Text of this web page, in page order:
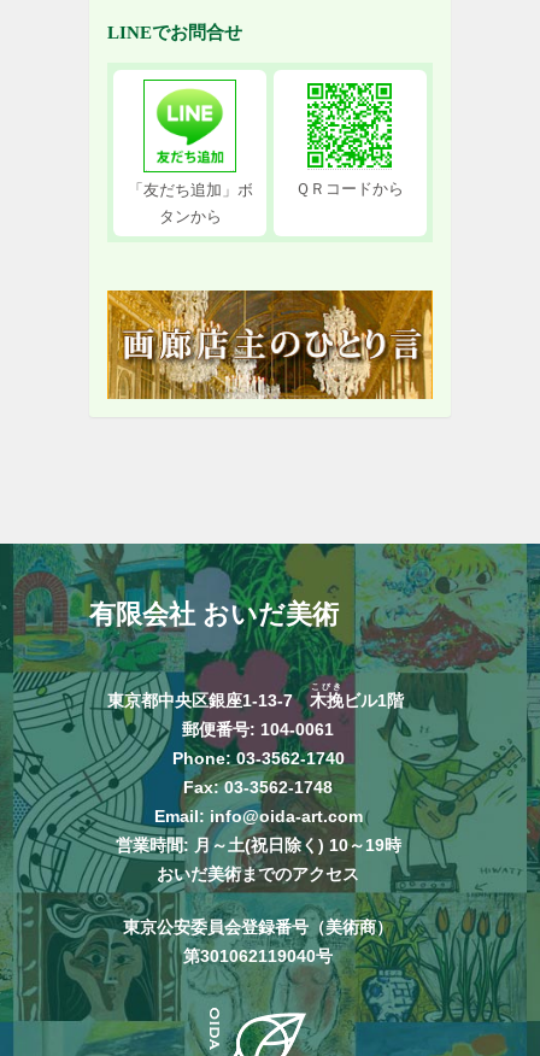
LINEでお問合せ
「友だち追加」ボ
タンから
ＱＲコードから
有限会社 おいだ美術
東京都中央区銀座1-13-7木挽
こびき
ビル1階
郵便番号: 104-0061
Phone: 03-3562-1740
Fax: 03-3562-1748
Email: info@oida-art.com
営業時間: 月～土(祝日除く) 10～19時
おいだ美術までのアクセス
東京公安委員会登録番号（美術商）
第301062119040号